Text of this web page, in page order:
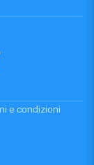
e condizioni